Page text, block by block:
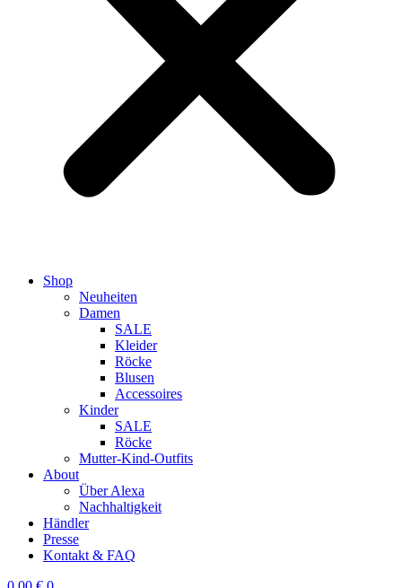
Shop
Neuheiten
Damen
SALE
Kleider
Röcke
Blusen
Accessoires
Kinder
SALE
Röcke
Mutter-Kind-Outfits
About
Über Alexa
Nachhaltigkeit
Händler
Presse
Kontakt & FAQ